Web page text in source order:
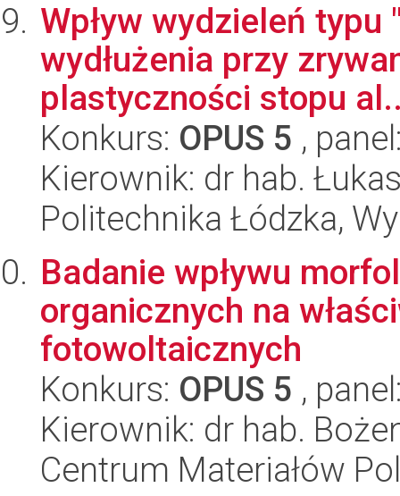
Wpływ wydzieleń typu
wydłużenia przy
plastyczności stopu
Konkurs: OPUS 5 ,
Kierownik: dr hab.
Politechnika Łódzka,
Badanie wpływu
organicznych na
fotowoltaicznych
Konkurs: OPUS 5 ,
Kierownik: dr hab.
Centrum Materiałów